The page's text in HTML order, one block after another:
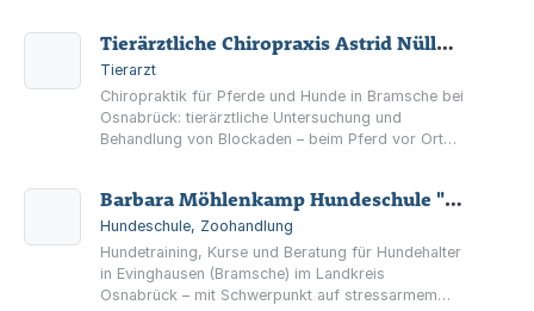
Tierärztliche Chiropraxis Astrid Nüllmann
Tierarzt
Chiropraktik für Pferde und Hunde in Bramsche bei
Osnabrück: tierärztliche Untersuchung und
Behandlung von Blockaden – beim Pferd vor Ort
Barbara Möhlenkamp Hundeschule "Hundeschule Kalkriese"
Hundeschule, Zoohandlung
Hundetraining, Kurse und Beratung für Hundehalter
in Evinghausen (Bramsche) im Landkreis
Osnabrück – mit Schwerpunkt auf stressarmem